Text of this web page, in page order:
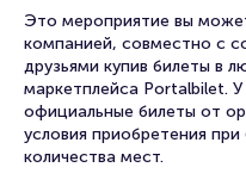
Это мероприятие вы
компанией, совместно с
друзьями купив билеты в
маркетплейса Portalbilet.
официальные билеты от
условия приобретения
количества мест.